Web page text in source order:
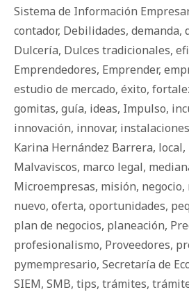
Sistema de Información
contador, Debilidades, demanda,
Dulcería, Dulces tradicionales,
Emprendedores, Emprender,
estudio de mercado, éxito,
gomitas, guía, ideas, Impulso,
innovación, innovar, instalaciones
Karina Hernández Barrera, local,
Malvaviscos, marco legal,
Microempresas, misión, negocio,
nuevo, oferta, oportunidades,
plan de negocios, planeación,
profesionalismo, Proveedores,
pymempresario, Secretaría de
SIEM, SMB, tips, trámites,